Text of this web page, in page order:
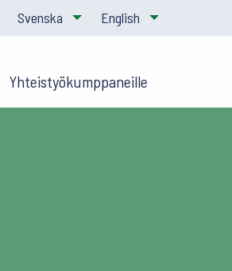
Svenska English
Yhteistyökumppaneille